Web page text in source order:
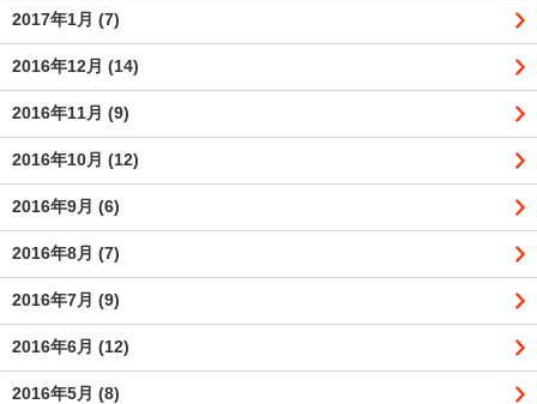
2017年1月 (7)
2016年12月 (14)
2016年11月 (9)
2016年10月 (12)
2016年9月 (6)
2016年8月 (7)
2016年7月 (9)
2016年6月 (12)
2016年5月 (8)